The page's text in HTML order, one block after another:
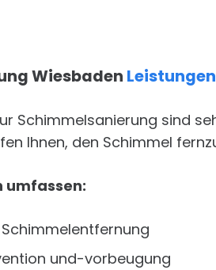
Wiesbaden Leistungen
Schimmelsanierung sind
Ihnen, den Schimmel
umfassen:
und-vorbeugung